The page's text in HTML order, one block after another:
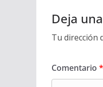
Deja
Tu dirección
Comentario *